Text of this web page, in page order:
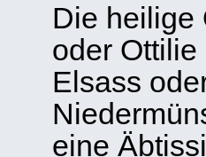
Die heilige
oder
Elsass
eine